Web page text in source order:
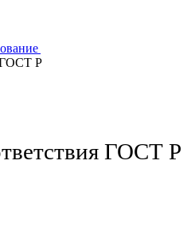
ГОСТ Р
ГОСТ Р